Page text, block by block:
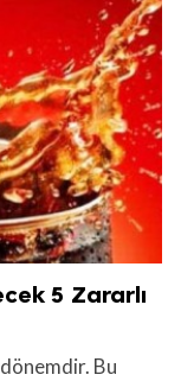
5 Zararlı
Bu